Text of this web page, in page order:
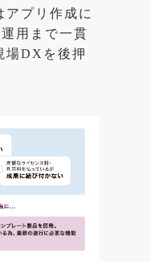
プリ作成に
用まで一貫
場DXを後押